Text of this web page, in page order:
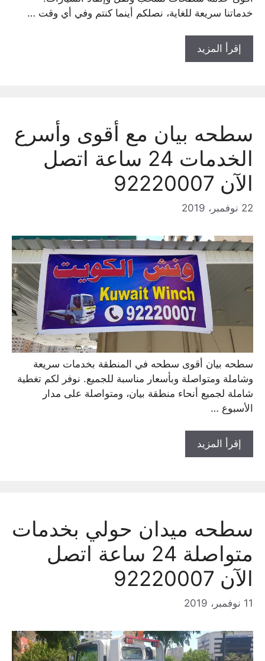
خدماتنا سريعة للغاية، نصلكم أينما كنتم وفي أي وقت …
إقرأ المزيد
سطحه بيان مع أقوى وأسرع
الخدمات 24 ساعة اتصل
الآن 92220007
سطحه بيان أقوى سطحه في المنطقة بخدمات سريعة
وشاملة ومتواصلة وبأسعار مناسبة للجميع. نوفر لكم تغطية
شاملة لجميع أنحاء منطقة بيان، ومتواصلة على مدار
الأسبوع …
إقرأ المزيد
سطحه ميدان حولي بخدمات
متواصلة 24 ساعة اتصل
الآن 92220007